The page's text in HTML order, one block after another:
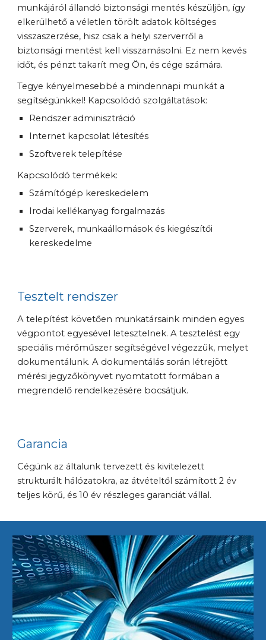
munkájáról állandó biztonsági mentés készüljön, így
elkerülhető a véletlen törölt adatok költséges
visszaszerzése, hisz csak a helyi szerverről a
biztonsági mentést kell visszamásolni. Ez nem kevés
időt, és pénzt takarít meg Ön, és cége számára.
Tegye kényelmesebbé a mindennapi munkát a
segítségünkkel! Kapcsolódó szolgáltatások:
Rendszer adminisztráció
Internet kapcsolat létesítés
Szoftverek telepítése
Kapcsolódó termékek:
Számítógép kereskedelem
Irodai kellékanyag forgalmazás
Szerverek, munkaállomások és kiegészítői
kereskedelme
Tesztelt rendszer
A telepítést követően munkatársaink minden egyes
végpontot egyesével letesztelnek. A tesztelést egy
speciális mérőműszer segítségével végezzük, melyet
dokumentálunk. A dokumentálás során létrejött
mérési jegyzőkönyvet nyomtatott formában a
megrendelő rendelkezésére bocsátjuk.
Garancia
Cégünk az általunk tervezett és kivitelezett
strukturált hálózatokra, az átvételtől számított 2 év
teljes körű, és 10 év részleges garanciát vállal.